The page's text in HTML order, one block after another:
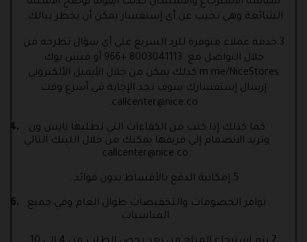
الشائعة وهي تجيب عن أي إستفسار يمكن أن يخطر ببالك.
3.خدمة عملاء متوفرة للرد السريع على أي سؤال تطرحه من
خلال التواصل مع
+966 أو فيس بوك
m.me/NiceStores كذلك يمكن من خلال الأيميل الألكتروني
إرسال إستفسارك سوف تجد الإجابة في أسرع وقت
callcenter@nice.co
.
كما كذلك إذا كنت من الكفاءات التي تطلبها نايس ون
وتريد الانضمام إلي فريقها يمكنك من خلال اللينك التالي
callcenter@nice.co.
5.إمكانية الدفع بالأقساط بدون فوائد .
توافر الخصومات والتخفيضات طوال العام وفي جميع
المناسبات.